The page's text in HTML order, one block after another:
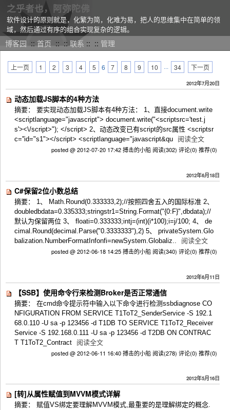
之乎者也，阿弥陀佛
软件设计的原则就是，化繁为简，化难为易，把人的思维集中在简单的领
域，然后通过有序的组合实现复杂的逻辑。
博客园 :: 首页 :: ::联系 :: :: 管理
上一页 1 2 3 4 5 6 7 8 9 10 ··· 34 下一页
2012年7月20日
动态加载JS脚本的4种方法
摘要： 要实现动态加载JS脚本有4种方法： 1、直接document.write
<scriptlanguage="javascript"> document.write("<scriptsrc='test.j
s'><\/script>"); </script> 2、动态改变已有script的src属性 <scriptsr
c=''id="s1"></script> <scriptlanguage="javascript&qu
阅读全文
posted @ 2012-07-20 17:42 搏击的小船 阅读(302) 评论(0) 推荐(0)
2012年6月18日
C#保留2位小数总结
摘要： 1、 Math.Round(0.333333,2);//按照四舍五入的国际标准 2、
doubledbdata=0.335333;stringstr1=String.Format("{0:F}",dbdata);//
默认为保留两位 3、 floati=0.333333;intj=(int)(i*100);i=j/100; 4、 de
cimal.Round(decimal.Parse("0.3333333"),2) 5、 privateSystem.Glo
balization.NumberFormatInfonfi=newSystem.Globaliz..
阅读全文
posted @ 2012-06-18 14:25 搏击的小船 阅读(340) 评论(0) 推荐(0)
2012年6月11日
【SSB】使用命令行来检测Broker是否正常通信
摘要： 在cmd命令提示符中输入以下命令进行检测ssbdiagnose CO
NFIGURATION FROM SERVICE T1ToT2_SenderService -S 192.1
68.0.110 -U sa -p 123456 -d T1DB TO SERVICE T1ToT2_Receiver
Service -S 192.168.0.111 -U sa -p 123456 -d T2DB ON CONTRAC
T T1ToT2_Contract
阅读全文
posted @ 2012-06-11 16:40 搏击的小船 阅读(278) 评论(0) 推荐(0)
2012年5月16日
[转]从属性赋值到MVVM模式详解
摘要： 赋值VS绑定要理解MVVM模式,最重要的是理解绑定的概念.